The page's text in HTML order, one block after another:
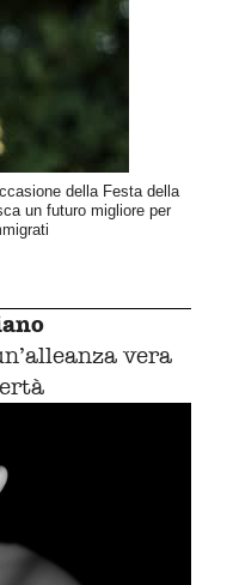
della Festa della
un futuro migliore per
vera